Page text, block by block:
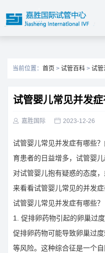
当前位置： 首页 > 试管百科 > 试管
试管婴儿常见并发
 嘉胜国际  2023-12-26
试管婴儿常见并发症有哪些
育患者的日益增多，试管婴
对试管婴儿抱有疑惑的态度
来看看试管婴儿常见的并发症
试管婴儿常见并发症有哪些？
1. 促排卵药物引起的卵巢过
促排卵药物可能导致卵巢过
等风险。这种综合征是一个